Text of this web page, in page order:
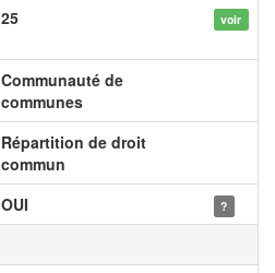
25 voir
Communauté de
communes
Répartition de droit
commun
OUI ?